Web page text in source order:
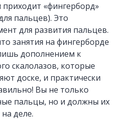
«фингерборд»
пальцев). Это
для развития пальцев.
занятия на фингерборде
дополнением к
скалолазов, которые
доске, и практически
Вы не только
пальцы, но и должны их
деле.